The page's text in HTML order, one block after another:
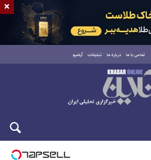
تماس با ما درباره ما تبلیغات آرشیو
×